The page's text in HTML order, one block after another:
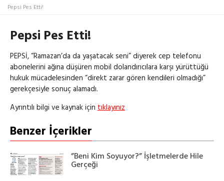
Pepsi Pes Etti!
Pepsi Pes Etti!
PEPSİ, “Ramazan’da da yaşatacak seni” diyerek cep telefonu
abonelerini ağına düşüren mobil dolandırıcılara karşı yürüttüğü
hukuk mücadelesinden “direkt zarar gören kendileri olmadığı”
gerekçesiyle sonuç alamadı.
Ayrıntılı bilgi ve kaynak için tıklayınız
Benzer İçerikler
”Beni Kim Soyuyor?” İşletmelerde Hile
Gerçeği